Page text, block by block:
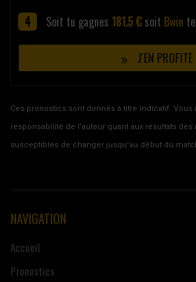
Soit tu gagnes 181.5 € soit Bwin
J'EN PROFITE
Ces pronostics sont donnés à titre indicatif. Vous
responsabilité de l'auteur quant aux résultats
susceptibles de changer jusqu'au début du
NAVIGATION
Accueil
Pronostics